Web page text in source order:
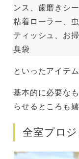
ンス、歯磨きシ
粘着ローラー、
ティッシュ、お
臭袋
といったアイテ
基本的に必要な
らせるところも
全室プロ